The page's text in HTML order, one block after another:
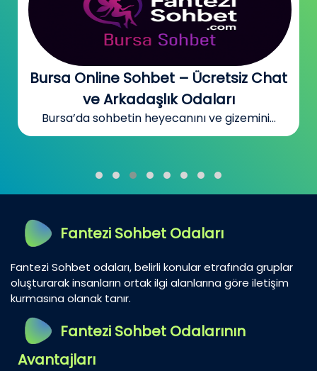
Bursa Online Sohbet – Ücretsiz Chat
ve Arkadaşlık Odaları
Bursa’da sohbetin heyecanını ve gizemini...
Fantezi Sohbet Odaları
Fantezi Sohbet odaları, belirli konular etrafında gruplar
oluşturarak insanların ortak ilgi alanlarına göre iletişim
kurmasına olanak tanır.
Fantezi Sohbet Odalarının
Avantajları